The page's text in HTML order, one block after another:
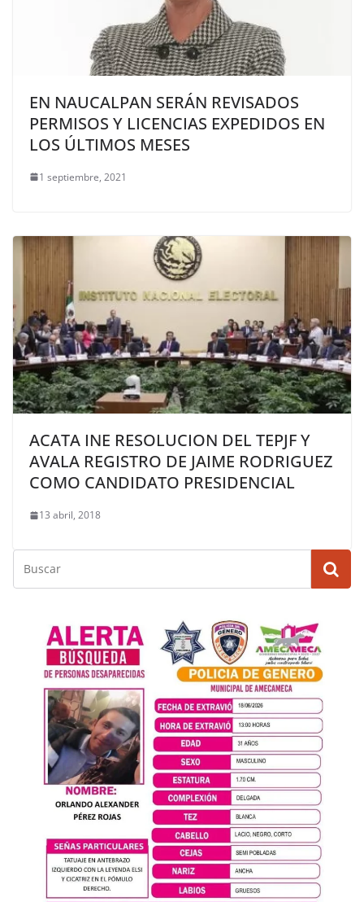
EN NAUCALPAN SERÁN REVISADOS
PERMISOS Y ​LICENCIAS EXPEDIDOS EN
LOS ÚLTIMOS MESES​
1 septiembre, 2021
ACATA INE RESOLUCION DEL TEPJF Y
AVALA REGISTRO DE JAIME RODRIGUEZ
COMO CANDIDATO PRESIDENCIAL
13 abril, 2018